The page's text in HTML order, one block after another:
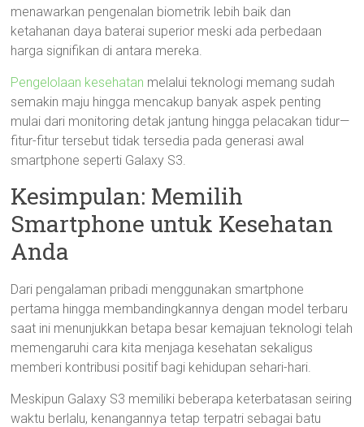
menawarkan pengenalan biometrik lebih baik dan
ketahanan daya baterai superior meski ada perbedaan
harga signifikan di antara mereka.
Pengelolaan kesehatan melalui teknologi memang sudah
semakin maju hingga mencakup banyak aspek penting
mulai dari monitoring detak jantung hingga pelacakan tidur—
fitur-fitur tersebut tidak tersedia pada generasi awal
smartphone seperti Galaxy S3.
Kesimpulan: Memilih
Smartphone untuk Kesehatan
Anda
Dari pengalaman pribadi menggunakan smartphone
pertama hingga membandingkannya dengan model terbaru
saat ini menunjukkan betapa besar kemajuan teknologi telah
memengaruhi cara kita menjaga kesehatan sekaligus
memberi kontribusi positif bagi kehidupan sehari-hari.
Meskipun Galaxy S3 memiliki beberapa keterbatasan seiring
waktu berlalu, kenangannya tetap terpatri sebagai batu